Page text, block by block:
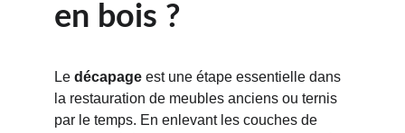
en bois ?
Le décapage est une étape essentielle dans
la restauration de meubles anciens ou ternis
par le temps. En enlevant les couches de